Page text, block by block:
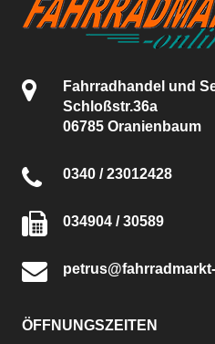
Fahrradhandel und
Schloßstr.36a
06785 Oranienbaum
0340 / 23012428
034904 / 30589
ÖFFNUNGSZEITEN